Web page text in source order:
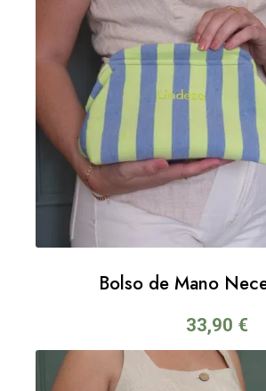
Bolso de Mano
33,90 €